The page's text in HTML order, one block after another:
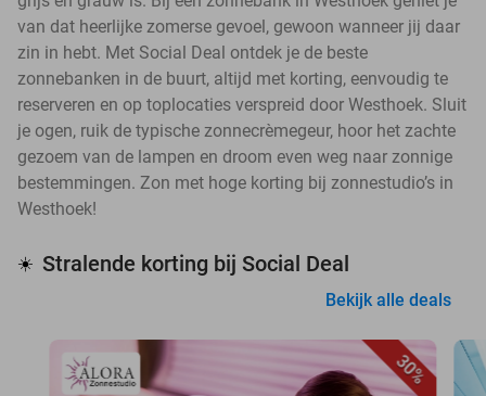
van dat heerlijke zomerse gevoel, gewoon wanneer jij daar
zin in hebt. Met Social Deal ontdek je de beste
zonnebanken in de buurt, altijd met korting, eenvoudig te
reserveren en op toplocaties verspreid door Westhoek. Sluit
je ogen, ruik de typische zonnecrèmegeur, hoor het zachte
gezoem van de lampen en droom even weg naar zonnige
bestemmingen. Zon met hoge korting bij zonnestudio’s in
Westhoek!
☀️ Stralende korting bij Social Deal
Bekijk alle deals
30%